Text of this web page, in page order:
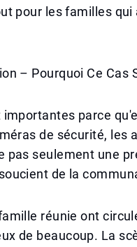
pour les familles
– Pourquoi Ce Cas
importantes parce
de sécurité, les
pas seulement une
de la
réunie ont
de beaucoup. La